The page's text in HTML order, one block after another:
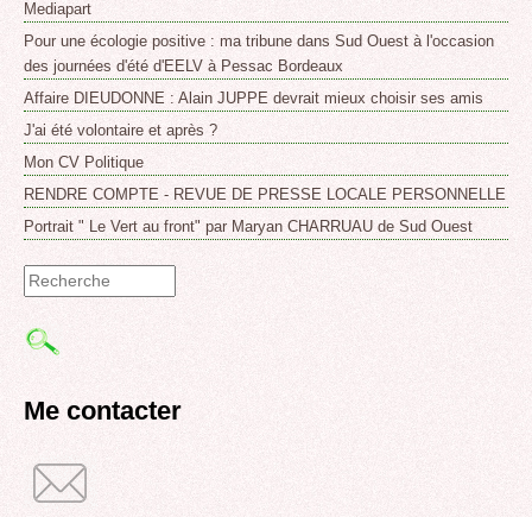
Mediapart
Pour une écologie positive : ma tribune dans Sud Ouest à l'occasion
des journées d'été d'EELV à Pessac Bordeaux
Affaire DIEUDONNE : Alain JUPPE devrait mieux choisir ses amis
J'ai été volontaire et après ?
Mon CV Politique
RENDRE COMPTE - REVUE DE PRESSE LOCALE PERSONNELLE
Portrait " Le Vert au front" par Maryan CHARRUAU de Sud Ouest
Formulaire
de
recherche
Me contacter